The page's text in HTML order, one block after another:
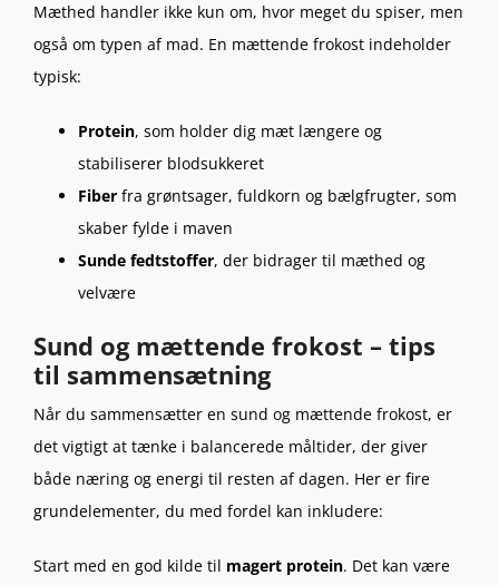
Mæthed handler ikke kun om, hvor meget du spiser, men
også om typen af mad. En mættende frokost indeholder
typisk:
Protein, som holder dig mæt længere og
stabiliserer blodsukkeret
Fiber fra grøntsager, fuldkorn og bælgfrugter, som
skaber fylde i maven
Sunde fedtstoffer, der bidrager til mæthed og
velvære
Sund og mættende frokost – tips
til sammensætning
Når du sammensætter en sund og mættende frokost, er
det vigtigt at tænke i balancerede måltider, der giver
både næring og energi til resten af dagen. Her er fire
grundelementer, du med fordel kan inkludere:
Start med en god kilde til magert protein. Det kan være